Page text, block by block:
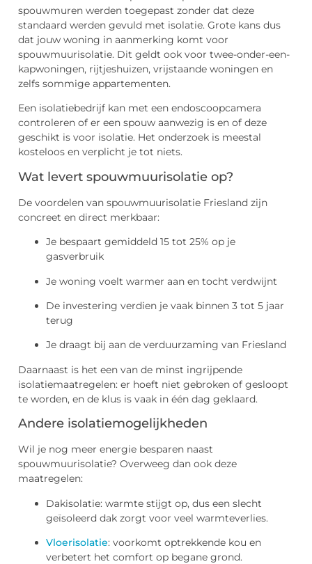
spouwmuren werden toegepast zonder dat deze
standaard werden gevuld met isolatie. Grote kans dus
dat jouw woning in aanmerking komt voor
spouwmuurisolatie. Dit geldt ook voor twee-onder-een-
kapwoningen, rijtjeshuizen, vrijstaande woningen en
zelfs sommige appartementen.
Een isolatiebedrijf kan met een endoscoopcamera
controleren of er een spouw aanwezig is en of deze
geschikt is voor isolatie. Het onderzoek is meestal
kosteloos en verplicht je tot niets.
Wat levert spouwmuurisolatie op?
De voordelen van spouwmuurisolatie Friesland zijn
concreet en direct merkbaar:
Je bespaart gemiddeld 15 tot 25% op je
gasverbruik
Je woning voelt warmer aan en tocht verdwijnt
De investering verdien je vaak binnen 3 tot 5 jaar
terug
Je draagt bij aan de verduurzaming van Friesland
Daarnaast is het een van de minst ingrijpende
isolatiemaatregelen: er hoeft niet gebroken of gesloopt
te worden, en de klus is vaak in één dag geklaard.
Andere isolatiemogelijkheden
Wil je nog meer energie besparen naast
spouwmuurisolatie? Overweeg dan ook deze
maatregelen:
Dakisolatie: warmte stijgt op, dus een slecht
geïsoleerd dak zorgt voor veel warmteverlies.
Vloerisolatie: voorkomt optrekkende kou en
verbetert het comfort op begane grond.